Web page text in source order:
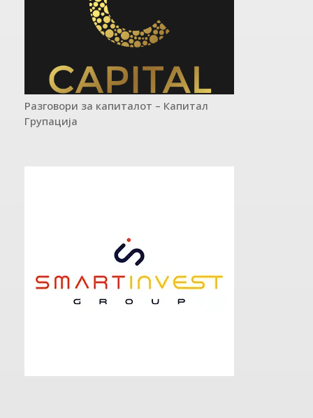
Разговори за капиталот – Капитал
Групација